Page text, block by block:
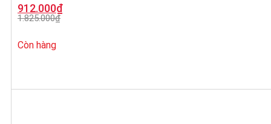
1.825.000₫
Giá
gốc
là:
912.000₫
Giá
hiện
tại
912.000₫.
Còn hàng